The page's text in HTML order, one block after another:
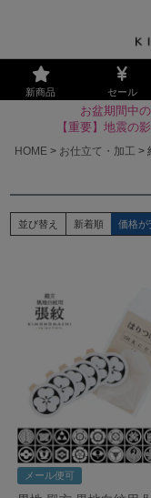
新商品 セール
お盆期間中
【重要】地震の
HOME
お仕立て・加工
並び替え 新着順 価格が
メール便可